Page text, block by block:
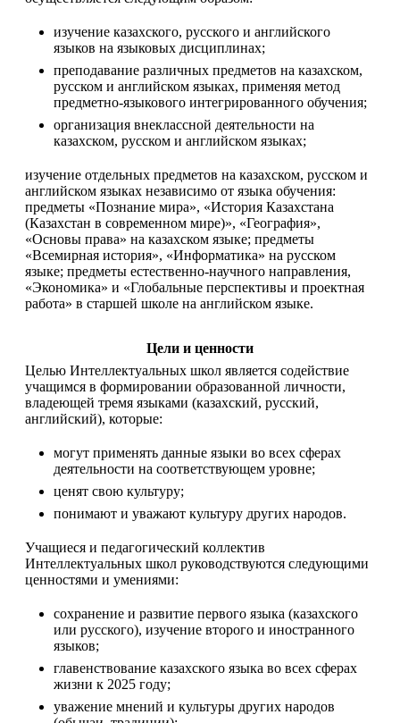
изучение казахского, русского и английского
языков на языковых дисциплинах;
преподавание различных предметов на казахском,
русском и английском языках, применяя метод
предметно-языкового интегрированного обучения;
организация внеклассной деятельности на
казахском, русском и английском языках;
изучение отдельных предметов на казахском, русском и
английском языках независимо от языка обучения:
предметы «Познание мира», «История Казахстана
(Казахстан в современном мире)», «География»,
«Основы права» на казахском языке; предметы
«Всемирная история», «Информатика» на русском
языке; предметы естественно-научного направления,
«Экономика» и «Глобальные перспективы и проектная
работа» в старшей школе на английском языке.
Цели и ценности
Целью Интеллектуальных школ является содействие
учащимся в формировании образованной личности,
владеющей тремя языками (казахский, русский,
английский), которые:
могут применять данные языки во всех сферах
деятельности на соответствующем уровне;
ценят свою культуру;
понимают и уважают культуру других народов.
Учащиеся и педагогический коллектив
Интеллектуальных школ руководствуются следующими
ценностями и умениями:
сохранение и развитие первого языка (казахского
или русского), изучение второго и иностранного
языков;
главенствование казахского языка во всех сферах
жизни к 2025 году;
уважение мнений и культуры других народов